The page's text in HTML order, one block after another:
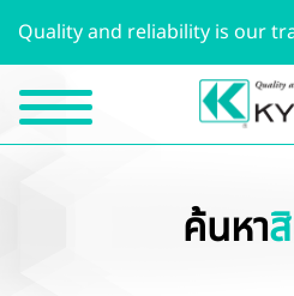
Quality and reliability is our
ค้นหา